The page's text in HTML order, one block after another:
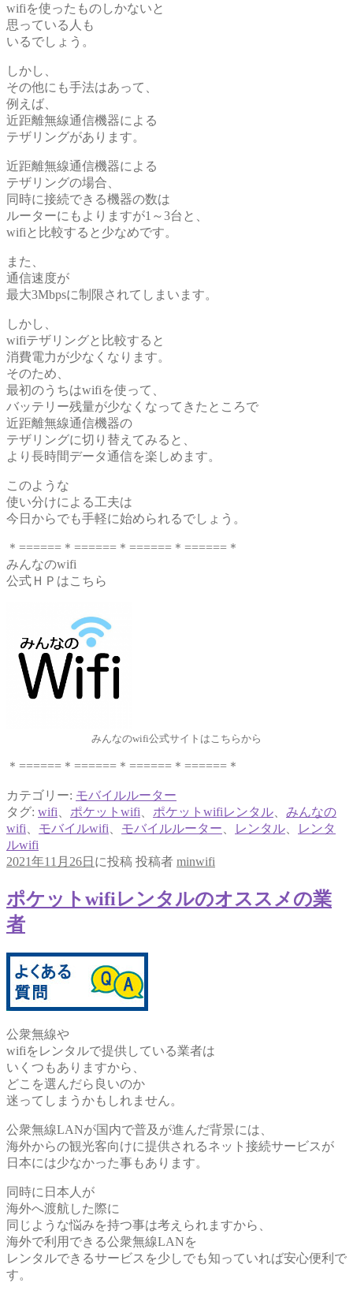
wifiを使ったものしかないと
思っている人も
いるでしょう。
しかし、
その他にも手法はあって、
例えば、
近距離無線通信機器による
テザリングがあります。
近距離無線通信機器による
テザリングの場合、
同時に接続できる機器の数は
ルーターにもよりますが1～3台と、
wifiと比較すると少なめです。
また、
通信速度が
最大3Mbpsに制限されてしまいます。
しかし、
wifiテザリングと比較すると
消費電力が少なくなります。
そのため、
最初のうちはwifiを使って、
バッテリー残量が少なくなってきたところで
近距離無線通信機器の
テザリングに切り替えてみると、
より長時間データ通信を楽しめます。
このような
使い分けによる工夫は
今日からでも手軽に始められるでしょう。
＊======＊======＊======＊======＊
みんなのwifi
公式ＨＰはこちら
みんなのwifi公式サイトはこちらから
＊======＊======＊======＊======＊
カテゴリー: モバイルルーター
タグ: wifi ポケットwifi ポケットwifiレンタル
みんなの
wifi
モバイルwifi モバイルルーター レンタル
レンタ
ルwifi
2021年11月26日 に投稿 投稿者 minwifi
ポケットwifiレンタルのオススメの業
者
公衆無線や
wifiをレンタルで提供している業者は
いくつもありますから、
どこを選んだら良いのか
迷ってしまうかもしれません。
公衆無線LANが国内で普及が進んだ背景には、
海外からの観光客向けに提供されるネット接続サービスが
日本には少なかった事もあります。
同時に日本人が
海外へ渡航した際に
同じような悩みを持つ事は考えられますから、
海外で利用できる公衆無線LANを
レンタルできるサービスを少しでも知っていれば安心便利で
す。